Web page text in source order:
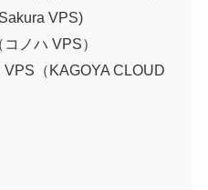
VPS)
ノハ VPS）
VPS（KAGOYA CLOUD